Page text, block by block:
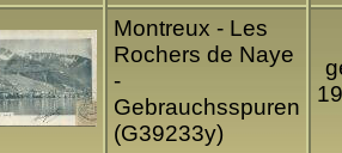
Montreux - Les
Rochers de Naye
-
Gebrauchsspuren
(G39233y)